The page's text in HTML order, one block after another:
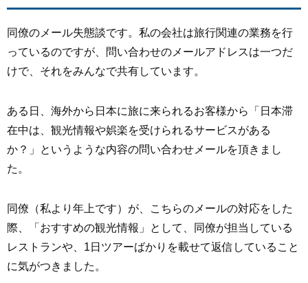
同僚のメール失態談です。私の会社は旅行関連の業務を行
っているのですが、問い合わせのメールアドレスは一つだ
けで、それをみんなで共有しています。
ある日、海外から日本に旅に来られるお客様から「日本滞
在中は、観光情報や娯楽を受けられるサービスがある
か？」というような内容の問い合わせメールを頂きまし
た。
同僚（私より年上です）が、こちらのメールの対応をした
際、「おすすめの観光情報」として、同僚が担当している
レストランや、1日ツアーばかりを載せて返信していること
に気がつきました。